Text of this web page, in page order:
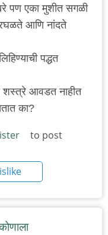
पण एका मुशीत सगळी
आणि नांदते
पद्धत
शस्त्रे आवडत नाहीत
का?
to post